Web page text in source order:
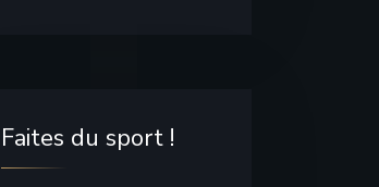
Faites du sport !